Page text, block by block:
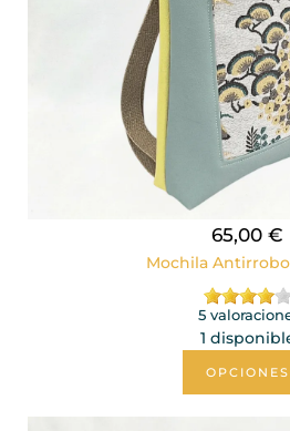
65,00 €
Mochila Antirrobo
5
1
OPCIONES